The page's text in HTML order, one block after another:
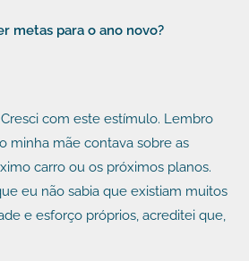
metas para o ano novo?
com este estímulo. Lembro
minha mãe contava sobre as
carro ou os próximos planos.
eu não sabia que existiam muitos
e esforço próprios, acreditei que,